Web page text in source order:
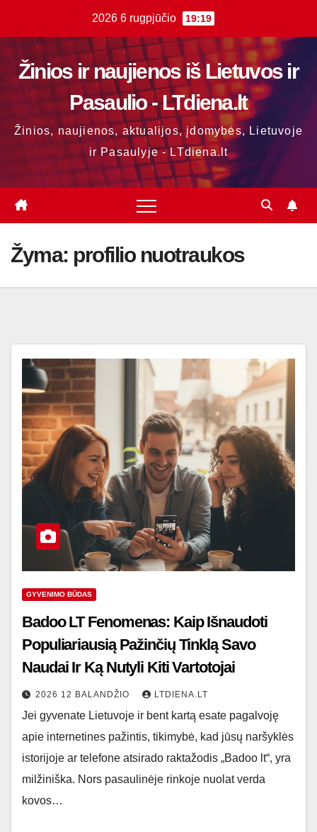
content
2026 6 rugpjūčio 19:19
Žinios ir naujienos iš Lietuvos ir
Pasaulio - LTdiena.lt
Žinios, naujienos, aktualijos, įdomybės, Lietuvoje
ir Pasaulyje - LTdiena.lt
Žyma: profilio nuotraukos
GYVENIMO BŪDAS
Badoo LT Fenomenas: Kaip Išnaudoti
Populiariausią Pažinčių Tinklą Savo
Naudai Ir Ką Nutyli Kiti Vartotojai
2026 12 BALANDŽIO LTDIENA.LT
Jei gyvenate Lietuvoje ir bent kartą esate pagalvoję
apie internetines pažintis, tikimybė, kad jūsų naršyklės
istorijoje ar telefone atsirado raktažodis „Badoo lt“, yra
milžiniška. Nors pasaulinėje rinkoje nuolat verda
kovos…